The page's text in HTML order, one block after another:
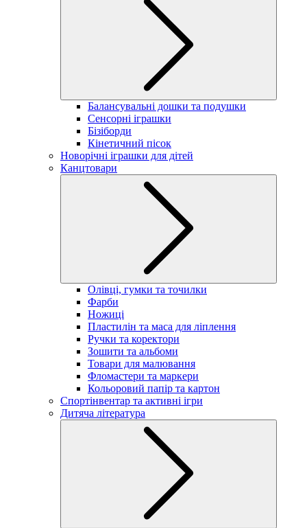
Балансувальні дошки та подушки
Сенсорні іграшки
Бізіборди
Кінетичний пісок
Новорічні іграшки для дітей
Канцтовари
Олівці, гумки та точилки
Фарби
Ножиці
Пластилін та маса для ліплення
Ручки та коректори
Зошити та альбоми
Товари для малювання
Фломастери та маркери
Кольоровий папір та картон
Спортінвентар та активні ігри
Дитяча література